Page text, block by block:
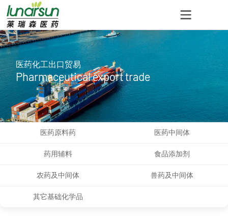
医药化工出口贸易
Pharmaceutical export trade
医药原料药 医药中间体
药用辅料 食品添加剂
农药及中间体 兽药及中间体
其它基础化学品